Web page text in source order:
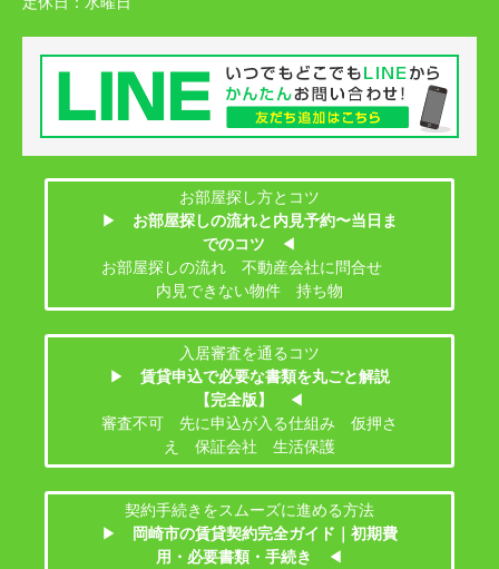
お部屋探し方とコツ
▶
お部屋探しの流れと内見予約〜当日ま
でのコツ
◀
お部屋探しの流れ 不動産会社に問合せ
内見できない物件 持ち物
入居審査を通るコツ
▶
賃貸申込で必要な書類を丸ごと解説
【完全版】
◀
審査不可 先に申込が入る仕組み 仮押さ
え 保証会社 生活保護
契約手続きをスムーズに進める方法
▶
岡崎市の賃貸契約完全ガイド｜初期費
用・必要書類・手続き
◀